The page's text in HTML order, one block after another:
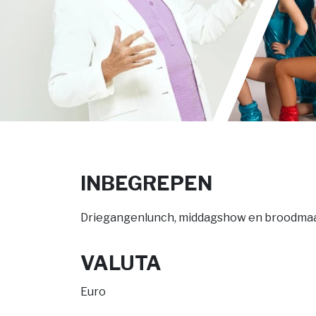
INBEGREPEN
Driegangenlunch, middagshow en
VALUTA
Euro